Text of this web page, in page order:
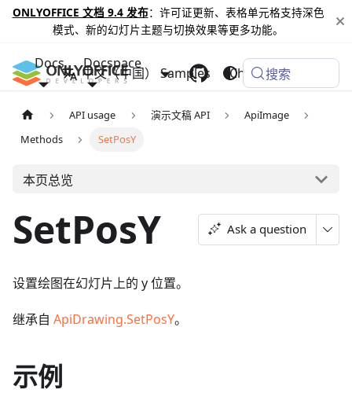
ONLYOFFICE 文档 9.4 发布：许可证更新、表格单元格支持深色
模式、新的幻灯片主题与切换效果等更多功能。
Docs Docspace
Samples Changelog
中文（中国） 搜索
API usage 演示文稿 API
ApiImage
Methods
SetPosY
本页总览
SetPosY Ask a question
设置绘图在幻灯片上的 y 位置。
继承自 ApiDrawing.SetPosY。
示例